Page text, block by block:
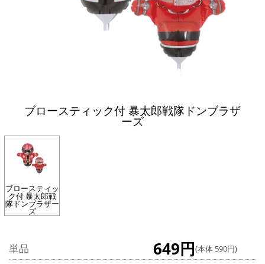
ブロースティック付 暴太郎戦隊ドンブラザ
ーズ
ブロースティッ
ク付 暴太郎戦
隊ドンブラザー
ズ
単品 649円(本体 590円)